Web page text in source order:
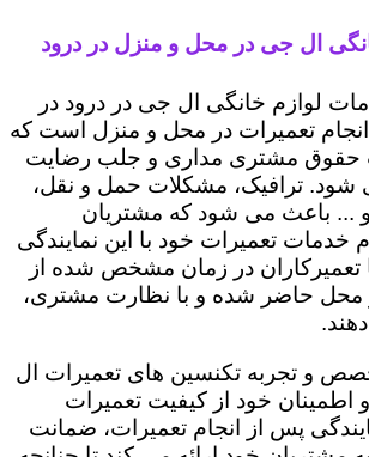
ال جی در محل و منزل در درود
لوازم خانگی ال جی در درود در
تعمیرات در محل و منزل است که
حقوق مشتری مداری و جلب رضایت
شود. ترافیک، مشکلات حمل و نقل،
... باعث می شود که مشتریان
خدمات تعمیرات خود با این نمایندگی
تعمیرکاران در زمان مشخص شده از
حاضر شده و با نظارت مشتری،
و تجربه تکنسین های تعمیرات ال
اطمینان خود از کیفیت تعمیرات
پس از انجام تعمیرات، ضمانت